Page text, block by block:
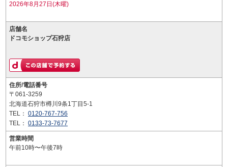
2026年8月27日(木曜)
店舗名
ドコモショップ石狩店
住所/電話番号
〒061-3259
北海道石狩市樽川9条1丁目5-1
TEL： 0120-767-756
TEL： 0133-73-7677
営業時間
午前10時〜午後7時